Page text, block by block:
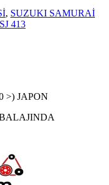
, SUZUKI SAMURAİ
413
>) JAPON